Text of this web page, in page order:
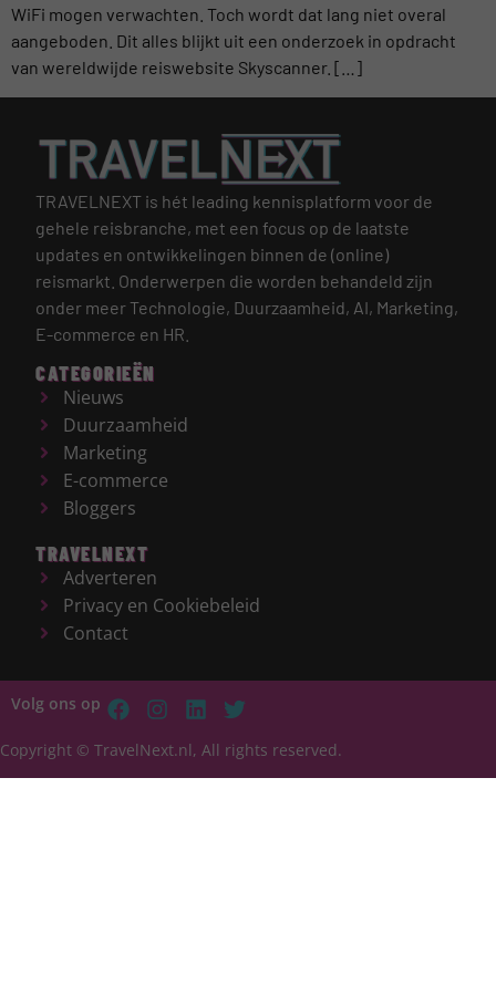
WiFi mogen verwachten. Toch wordt dat lang niet overal
aangeboden. Dit alles blijkt uit een onderzoek in opdracht
van wereldwijde reiswebsite Skyscanner. […]
TRAVELNEXT is hét leading kennisplatform voor de
gehele reisbranche, met een focus op de laatste
updates en ontwikkelingen binnen de (online)
reismarkt. Onderwerpen die worden behandeld zijn
onder meer Technologie, Duurzaamheid, AI, Marketing,
E-commerce en HR.
CATEGORIEËN
Nieuws
Duurzaamheid
Marketing
E-commerce
Bloggers
TRAVELNEXT
Adverteren
Privacy en Cookiebeleid
Contact
Volg ons op
Copyright © TravelNext.nl, All rights reserved.